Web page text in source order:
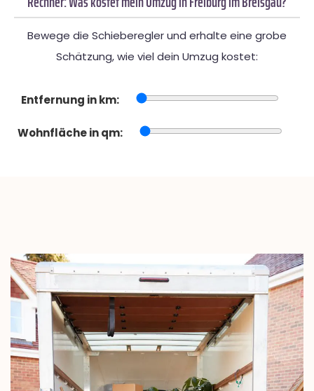
Bewege die Schieberegler und erhalte eine grobe
Schätzung, wie viel dein Umzug kostet:
Entfernung in km:
Wohnfläche in qm: